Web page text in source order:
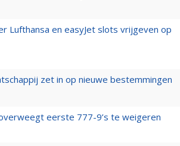
Lufthansa en easyJet slots vrijgeven op
zet in op nieuwe bestemmingen
eerste 777-9’s te weigeren